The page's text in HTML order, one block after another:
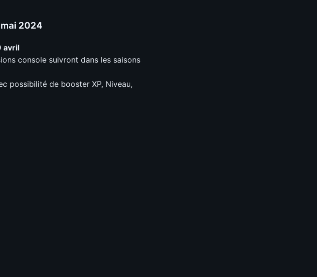
2024
avril
console suivront dans les saisons
possibilité de booster XP, Niveau,